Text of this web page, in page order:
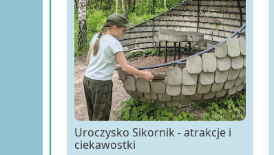
Uroczysko Sikornik - atrakcje i
ciekawostki